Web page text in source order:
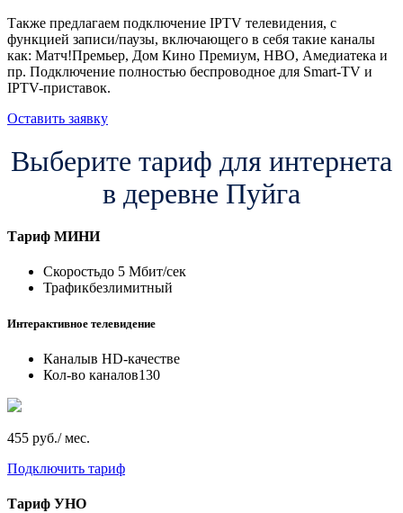
Также предлагаем подключение IPTV телевидения, с
функцией записи/паузы, включающего в себя такие каналы
как: Матч!Премьер, Дом Кино Премиум, HBO, Амедиатека и
пр. Подключение полностью беспроводное для Smart-TV и
IPTV-приставок.
Оставить заявку
Выберите тариф для интернета
в деревне Пуйга
Тариф МИНИ
Скоростьдо 5 Мбит/сек
Трафикбезлимитный
Интерактивное телевидение
Каналыв HD-качестве
Кол-во каналов130
455 руб./ мес.
Подключить тариф
Тариф УНО